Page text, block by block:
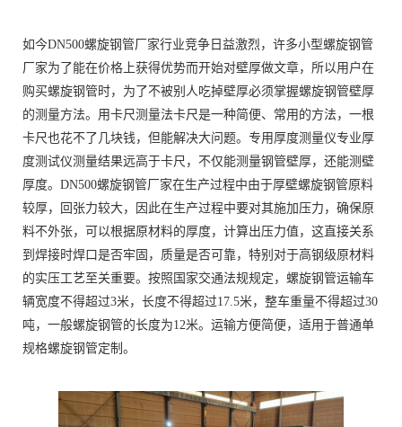
如今DN500螺旋钢管厂家行业竞争日益激烈，许多小型螺旋钢管
厂家为了能在价格上获得优势而开始对壁厚做文章，所以用户在
购买螺旋钢管时，为了不被别人吃掉壁厚必须掌握螺旋钢管壁厚
的测量方法。用卡尺测量法卡尺是一种简便、常用的方法，一根
卡尺也花不了几块钱，但能解决大问题。专用厚度测量仪专业厚
度测试仪测量结果远高于卡尺，不仅能测量钢管壁厚，还能测壁
厚度。DN500螺旋钢管厂家在生产过程中由于厚壁螺旋钢管原料
较厚，回张力较大，因此在生产过程中要对其施加压力，确保原
料不外张，可以根据原材料的厚度，计算出压力值，这直接关系
到焊接时焊口是否牢固，质量是否可靠，特别对于高钢级原材料
的实压工艺至关重要。按照国家交通法规规定，螺旋钢管运输车
辆宽度不得超过3米，长度不得超过17.5米，整车重量不得超过30
吨，一般螺旋钢管的长度为12米。运输方便简便，适用于普通单
规格螺旋钢管定制。